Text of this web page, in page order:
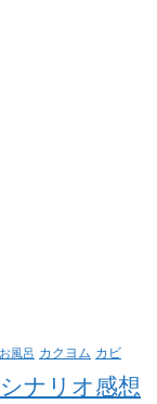
お風呂 カクヨム カビ
ナリオ感想